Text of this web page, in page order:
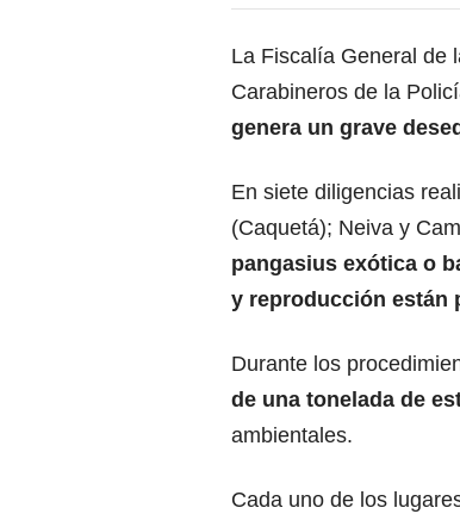
La Fiscalía General de
Carabineros de la
genera un grave
En siete diligencias
(Caquetá); Neiva y
pangasius exótica o
y reproducción están
Durante los
de una tonelada de
ambientales.
Cada uno de los